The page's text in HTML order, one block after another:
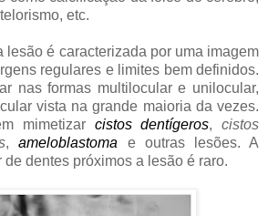
etc.
lesão é caracterizada por uma imagem
regulares e limites bem definidos.
nas formas multilocular e unilocular,
vista na grande maioria da vezes.
mimetizar cistos dentígeros,cistos
,ameloblastoma e outras lesões. A
dentes próximos a lesão é raro.